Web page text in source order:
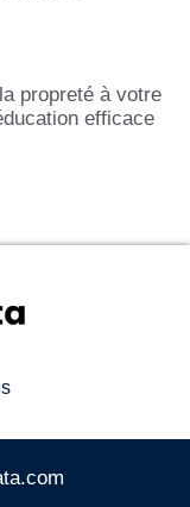
propreté à votre
efficace